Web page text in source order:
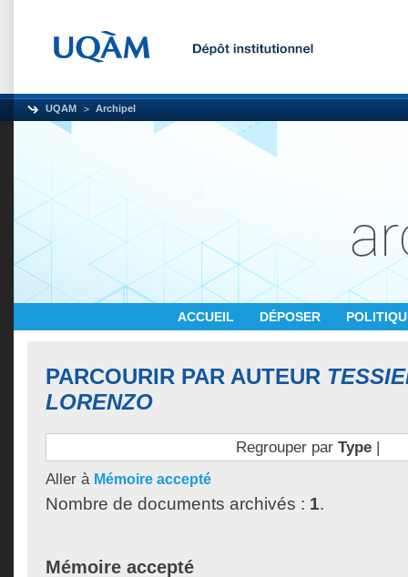
UQAM Archipel
ACCUEIL DÉPOSER
PARCOURIR PAR AUTEUR
LORENZO
Regrouper par Type|
Aller à Mémoire accepté
Nombre de documents archivés : 1.
Mémoire accepté